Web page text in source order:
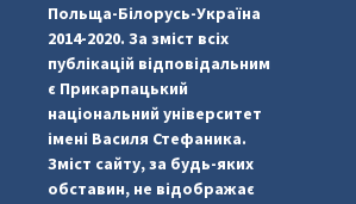
Польща-Білорусь-Україна
2014-2020. За зміст всіх
публікацій відповідальним
є Прикарпацький
національний університет
імені Василя Стефаника.
Зміст сайту, за будь-яких
обставин, не відображає